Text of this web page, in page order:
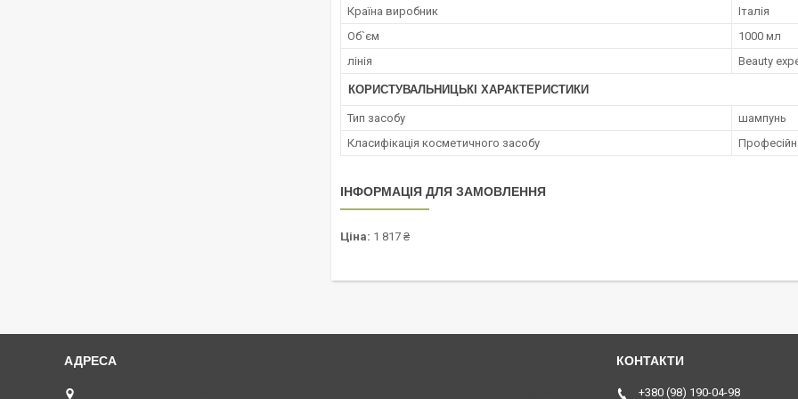
Країна виробник
Італія
Об`єм
1000 мл
лінія
Beauty
КОРИСТУВАЛЬНИЦЬКІ ХАРАКТЕРИСТИКИ
Тип засобу
шампунь
Класифікація косметичного засобу
ІНФОРМАЦІЯ ДЛЯ ЗАМОВЛЕННЯ
Ціна: 1 817 ₴
+380 (98) 190-04-98